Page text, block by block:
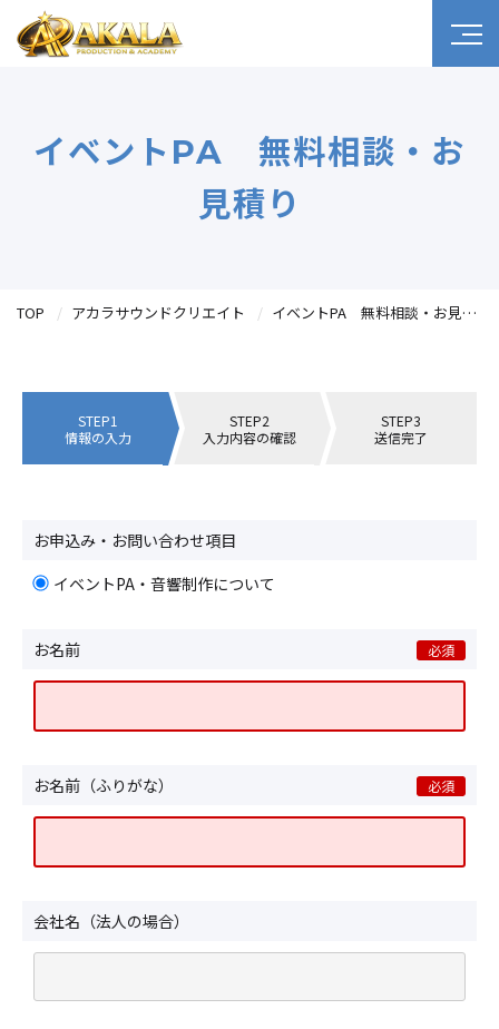
イベントPA 無料相談・お
見積り
TOP アカラサウンドクリエイト イベントPA 無料相談・お見積り
STEP1
情報の入力
STEP2
入力内容の確認
STEP3
送信完了
お申込み・お問い合わせ項目
イベントPA・音響制作について
お名前 必須
お名前（ふりがな） 必須
会社名（法人の場合）